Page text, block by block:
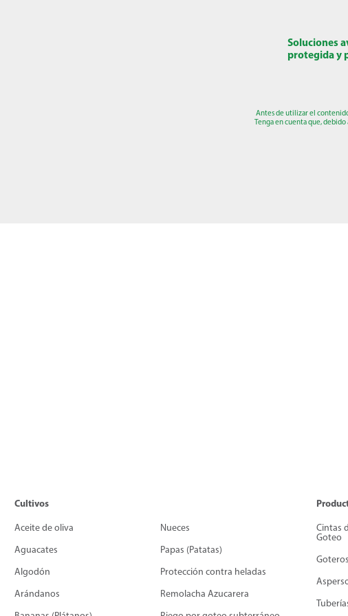
Soluciones
protegida y
Antes de utilizar el
Tenga en cuenta que,
Cultivos
Aceite de oliva
Aguacates
Algodón
Arándanos
Nueces
Papas (Patatas)
Protección contra heladas
Remolacha Azucarera
Cintas
Goteo